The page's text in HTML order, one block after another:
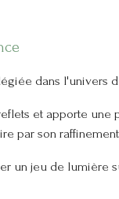
dans l'univers
et apporte
par son
un jeu de lumière